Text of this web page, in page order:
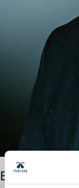
Erik Hagerup